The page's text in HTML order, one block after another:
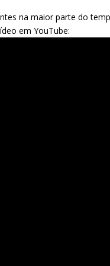
na maior parte do
em YouTube: